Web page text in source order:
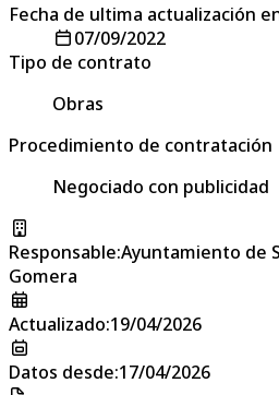
Fecha de ultima actualización en
07/09/2022
Tipo de contrato
Obras
Procedimiento de contratación
Negociado con publicidad
Responsable:Ayuntamiento de
Gomera
Actualizado:19/04/2026
Datos desde:17/04/2026